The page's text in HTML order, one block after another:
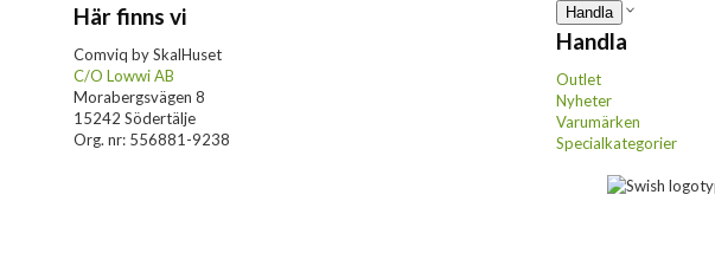
Här finns vi
Comviq by SkalHuset
C/O Lowwi AB
Morabergsvägen 8
15242 Södertälje
Org. nr: 556881-9238
Handla
Handla
Outlet
Nyheter
Varumärken
Specialkategorier